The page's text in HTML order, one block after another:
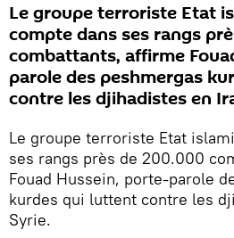
Le groupe terroriste Etat
compte dans ses rangs
combattants, affirme
parole des peshmergas
contre les djihadistes en
Le groupe terroriste Etat
ses rangs près de 200.000
Fouad Hussein, porte-parole
kurdes qui luttent contre les
Syrie.